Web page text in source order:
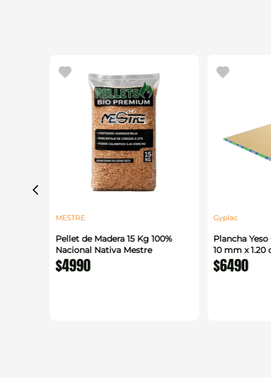
MESTRE
Pellet de Madera 15 Kg 100%
Nacional Nativa Mestre
$4990
Gyplac
Plancha
10 mm x 1.20
$6490